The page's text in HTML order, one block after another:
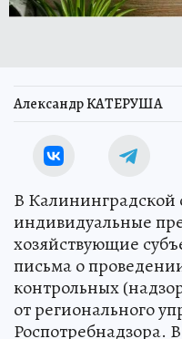
Александр КАТЕРУША
В Калининградской
индивидуальные
хозяйствующие
письма о
контрольных
от регионального
Роспотребнадзора.